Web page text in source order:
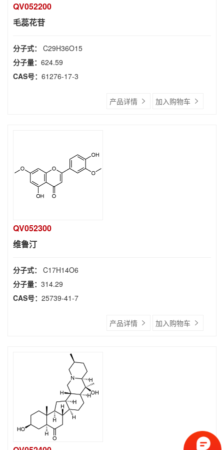
QV052200
毛蕊花苷
分子式： C29H36O15
分子量： 624.59
CAS号： 61276-17-3
产品详情 加入购物车
QV052300
维鲁汀
分子式： C17H14O6
分子量： 314.29
CAS号： 25739-41-7
产品详情 加入购物车